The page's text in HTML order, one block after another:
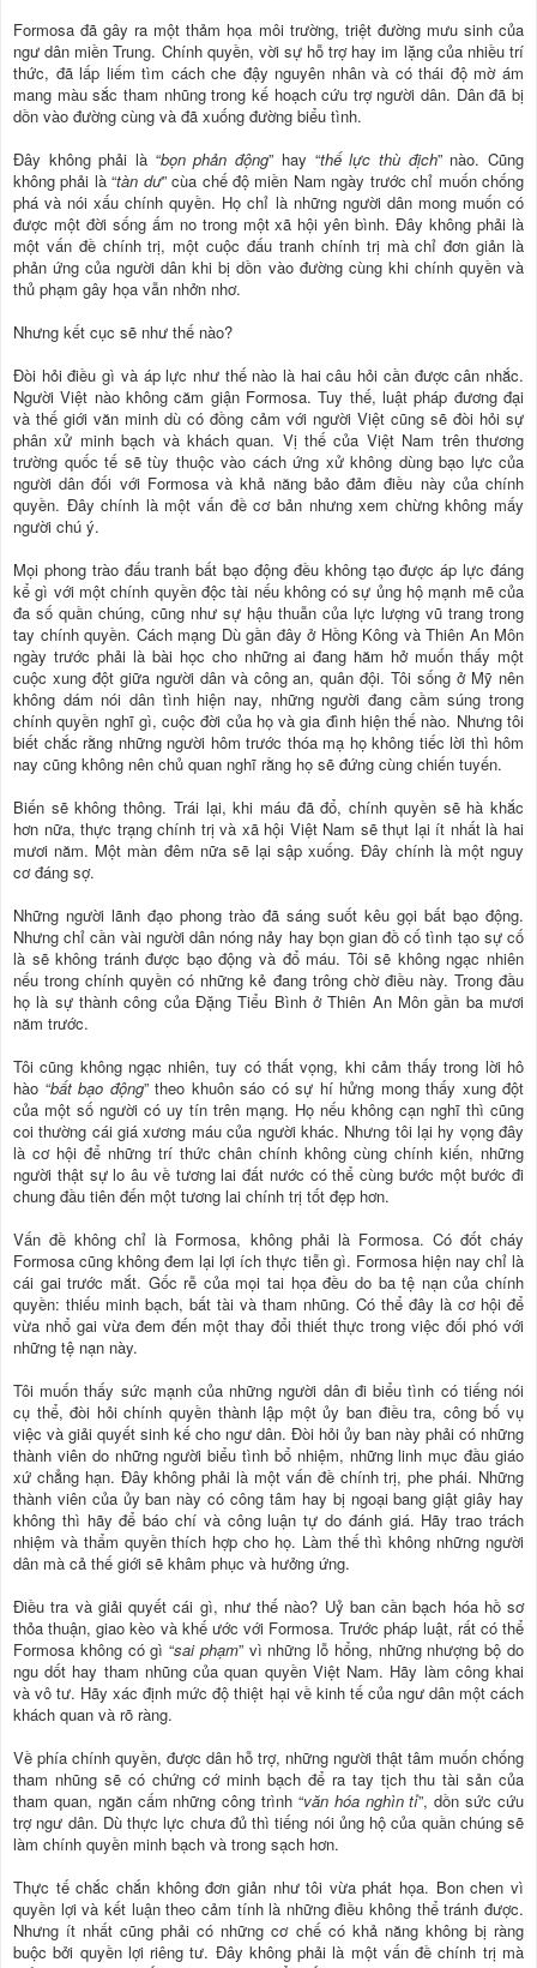
Formosa đã gây ra một thảm họa môi trường, triệt đường mưu sinh của
ngư dân miền Trung. Chính quyền, vời sự hỗ trợ hay im lặng của nhiều trí
thức, đã lấp liếm tìm cách che đậy nguyên nhân và có thái độ mờ ám
mang màu sắc tham nhũng trong kế hoạch cứu trợ người dân. Dân đã bị
dồn vào đường cùng và đã xuống đường biểu tình.
Đây không phải là “bọn phản động” hay “thế lực thù địch” nào. Cũng
không phải là “tàn dư” cùa chế độ miền Nam ngày trước chỉ muốn chống
phá và nói xấu chính quyền. Họ chỉ là những người dân mong muốn có
được một đời sống ấm no trong một xã hội yên bình. Đây không phải là
một vấn đề chính trị, một cuộc đấu tranh chính trị mà chỉ đơn giản là
phản ứng của người dân khi bị dồn vào đường cùng khi chính quyền và
thủ phạm gây họa vẫn nhởn nhơ.
Nhưng kết cục sẽ như thế nào?
Đòi hỏi điều gì và áp lực như thế nào là hai câu hỏi cần được cân nhắc.
Người Việt nào không căm giận Formosa. Tuy thế, luật pháp đương đại
và thế giới văn minh dù có đồng cảm với người Việt cũng sẽ đòi hỏi sự
phân xử minh bạch và khách quan. Vị thế của Việt Nam trên thương
trường quốc tế sẽ tùy thuộc vào cách ứng xử không dùng bạo lực của
người dân đối với Formosa và khả năng bảo đảm điều này của chính
quyền. Đây chính là một vấn đề cơ bản nhưng xem chừng không mấy
người chú ý.
Mọi phong trào đấu tranh bất bạo động đều không tạo được áp lực đáng
kể gì với một chính quyền độc tài nếu không có sự ủng hộ mạnh mẽ của
đa số quần chúng, cũng như sự hậu thuẫn của lực lượng vũ trang trong
tay chính quyền. Cách mạng Dù gần đây ở Hồng Kông và Thiên An Môn
ngày trước phải là bài học cho những ai đang hăm hở muốn thấy một
cuộc xung đột giữa người dân và công an, quân đội. Tôi sống ở Mỹ nên
không dám nói dân tình hiện nay, những người đang cầm súng trong
chính quyền nghĩ gì, cuộc đời của họ và gia đình hiện thế nào. Nhưng tôi
biết chắc rằng những người hôm trước thóa mạ họ không tiếc lời thì hôm
nay cũng không nên chủ quan nghĩ rằng họ sẽ đứng cùng chiến tuyến.
Biến sẽ không thông. Trái lại, khi máu đã đổ, chính quyền sẽ hà khắc
hơn nữa, thực trạng chính trị và xã hội Việt Nam sẽ thụt lại ít nhất là hai
mươi năm. Một màn đêm nữa sẽ lại sập xuống. Đây chính là một nguy
cơ đáng sợ.
Những người lãnh đạo phong trào đã sáng suốt kêu gọi bất bạo động.
Nhưng chỉ cần vài người dân nóng nảy hay bọn gian đồ cố tình tạo sự cố
là sẽ không tránh được bạo động và đổ máu. Tôi sẽ không ngạc nhiên
nếu trong chính quyền có những kẻ đang trông chờ điều này. Trong đầu
họ là sự thành công của Đặng Tiểu Bình ở Thiên An Môn gần ba mươi
năm trước.
Tôi cũng không ngạc nhiên, tuy có thất vọng, khi cảm thấy trong lời hô
hào “bất bạo động” theo khuôn sáo có sự hí hửng mong thấy xung đột
của một số người có uy tín trên mạng. Họ nếu không cạn nghĩ thì cũng
coi thường cái giá xương máu của người khác. Nhưng tôi lại hy vọng đây
là cơ hội để những trí thức chân chính không cùng chính kiến, những
người thật sự lo âu về tương lai đất nước có thể cùng bước một bước đi
chung đầu tiên đến một tương lai chính trị tốt đẹp hơn.
Vấn đề không chỉ là Formosa, không phải là Formosa. Có đốt cháy
Formosa cũng không đem lại lợi ích thực tiễn gì. Formosa hiện nay chỉ là
cái gai trước mắt. Gốc rễ của mọi tai họa đều do ba tệ nạn của chính
quyền: thiếu minh bạch, bất tài và tham nhũng. Có thể đây là cơ hội để
vừa nhổ gai vừa đem đến một thay đổi thiết thực trong việc đối phó với
những tệ nạn này.
Tôi muốn thấy sức mạnh của những người dân đi biểu tình có tiếng nói
cụ thể, đòi hỏi chính quyền thành lập một ủy ban điều tra, công bố vụ
việc và giải quyết sinh kế cho ngư dân. Đòi hỏi ủy ban này phải có những
thành viên do những người biểu tình bổ nhiệm, những linh mục đầu giáo
xứ chẳng hạn. Đây không phải là một vấn đề chính trị, phe phái. Những
thành viên của ủy ban này có công tâm hay bị ngoại bang giật giây hay
không thì hãy để báo chí và công luận tự do đánh giá. Hãy trao trách
nhiệm và thẩm quyền thích hợp cho họ. Làm thế thì không những người
dân mà cả thế giới sẽ khâm phục và hưởng ứng.
Điều tra và giải quyết cái gì, như thế nào? Uỷ ban cần bạch hóa hồ sơ
thỏa thuận, giao kèo và khế ước với Formosa. Trước pháp luật, rất có thể
Formosa không có gì “sai phạm” vì những lỗ hổng, những nhượng bộ do
ngu dốt hay tham nhũng của quan quyền Việt Nam. Hãy làm công khai
và vô tư. Hãy xác định mức độ thiệt hại về kinh tế của ngư dân một cách
khách quan và rõ ràng.
Về phía chính quyền, được dân hỗ trợ, những người thật tâm muốn chống
tham nhũng sẽ có chứng cớ minh bạch để ra tay tịch thu tài sản của
tham quan, ngăn cấm những công trình “văn hóa nghìn tỉ”, dồn sức cứu
trợ ngư dân. Dù thực lực chưa đủ thì tiếng nói ủng hộ của quần chúng sẽ
làm chính quyền minh bạch và trong sạch hơn.
Thực tế chắc chắn không đơn giản như tôi vừa phát họa. Bon chen vì
quyền lợi và kết luận theo cảm tính là những điều không thể tránh được.
Nhưng ít nhất cũng phải có những cơ chế có khả năng không bị ràng
buộc bởi quyền lợi riêng tư. Đây không phải là một vấn đề chính trị mà